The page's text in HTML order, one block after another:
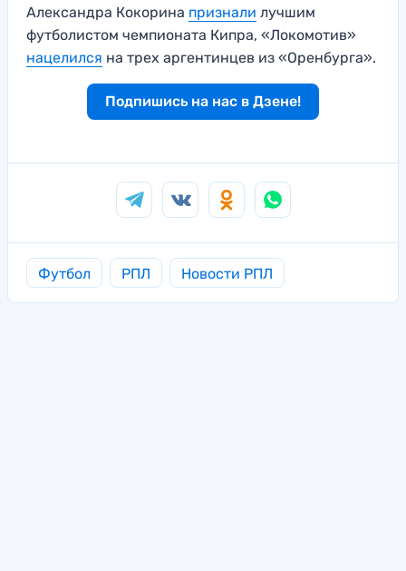
Александра Кокорина признали лучшим
футболистом чемпионата Кипра, «Локомотив»
нацелился на трех аргентинцев из «Оренбурга».
Подпишись на нас в Дзене!
Футбол РПЛ Новости РПЛ